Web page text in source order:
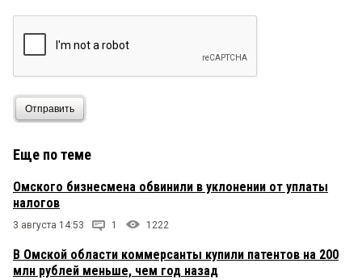
Отправить
Еще по теме
Омского бизнесмена обвинили в уклонении от уплаты
налогов
3 августа 14:53 1 1222
В Омской области коммерсанты купили патентов на 200
млн рублей меньше, чем год назад